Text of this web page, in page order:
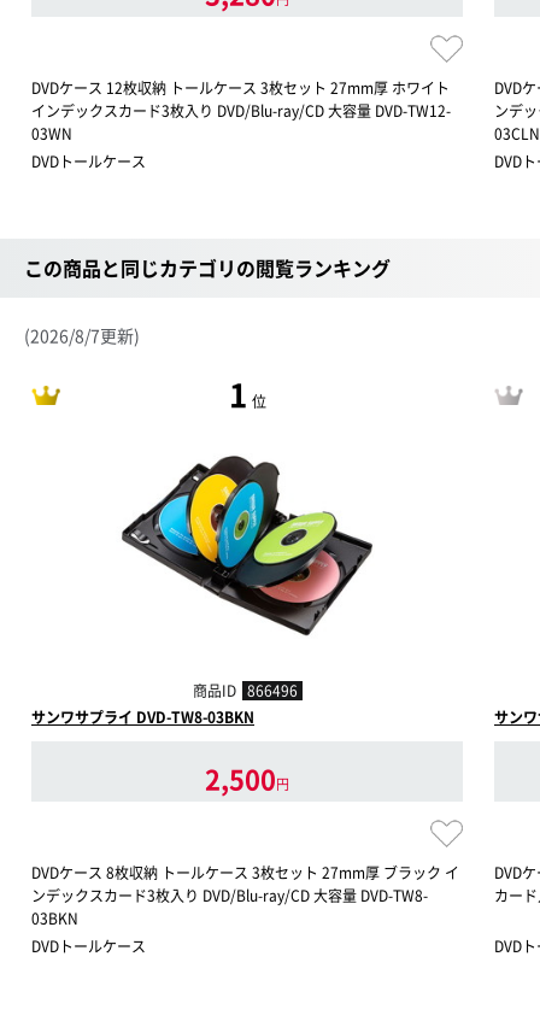
DVDケース 12枚収納 トールケース 3枚セット 27mm厚 ホワイト
インデックスカード3枚入り DVD/Blu-ray/CD 大容量 DVD-TW12-
03WN
DVDトールケース
DVD
ンデ
03CLN
DVD
この商品と同じカテゴリの閲覧ランキング
(2026/8/7更新)
1 位
商品ID 866496
サンワサプライ DVD-TW8-03BKN
2,500円
DVDケース 8枚収納 トールケース 3枚セット 27mm厚 ブラック イ
ンデックスカード3枚入り DVD/Blu-ray/CD 大容量 DVD-TW8-
03BKN
DVDトールケース
サン
DVD
カー
DVD